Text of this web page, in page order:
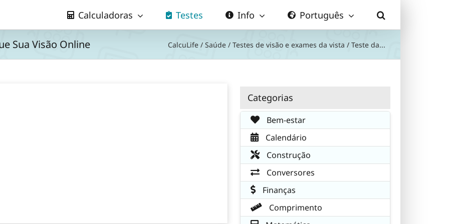
Calculadoras Testes Info Português
Sua Visão Online CalcuLife / Saúde / Testes de visão e exames da vista / Teste da...
Categorias
Bem-estar
Calendário
Construção
Conversores
Finanças
Comprimento